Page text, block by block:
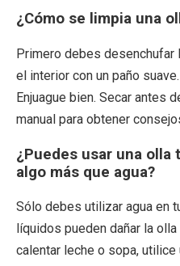
¿Cómo se limpia una
Primero debes desenchufar
el interior con un paño
Enjuague bien. Secar antes
manual para obtener
¿Puedes usar una
algo más que agua?
Sólo debes utilizar agua en
líquidos pueden dañar la
calentar leche o sopa, utilice